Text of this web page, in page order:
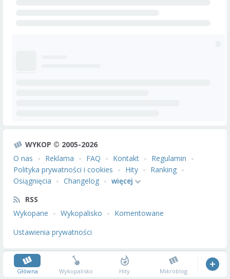
WYKOP © 2005-2026
O nas
Reklama FAQ Kontakt
Regulamin
Polityka prywatności i cookies
Hity
Ranking
Osiągnięcia
Changelog
więcej
RSS
Wykopane
Wykopalisko
Komentowane
Ustawienia prywatności
Główna Wykopalisko Hity Mikroblog